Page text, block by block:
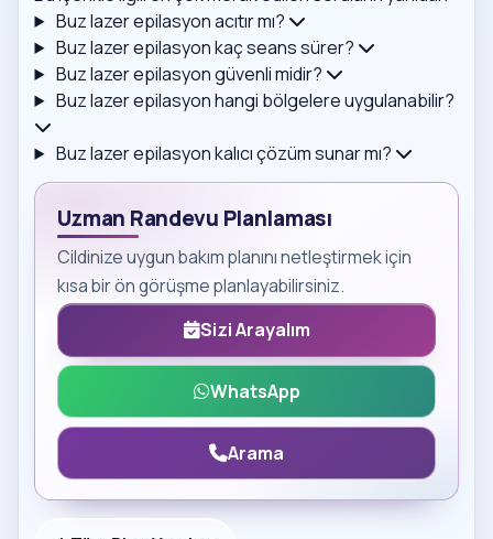
Buz lazer epilasyon acıtır mı?
Buz lazer epilasyon kaç seans sürer?
Buz lazer epilasyon güvenli midir?
Buz lazer epilasyon hangi bölgelere uygulanabilir?
Buz lazer epilasyon kalıcı çözüm sunar mı?
Uzman Randevu Planlaması
Cildinize uygun bakım planını netleştirmek için
kısa bir ön görüşme planlayabilirsiniz.
Sizi Arayalım
WhatsApp
Arama